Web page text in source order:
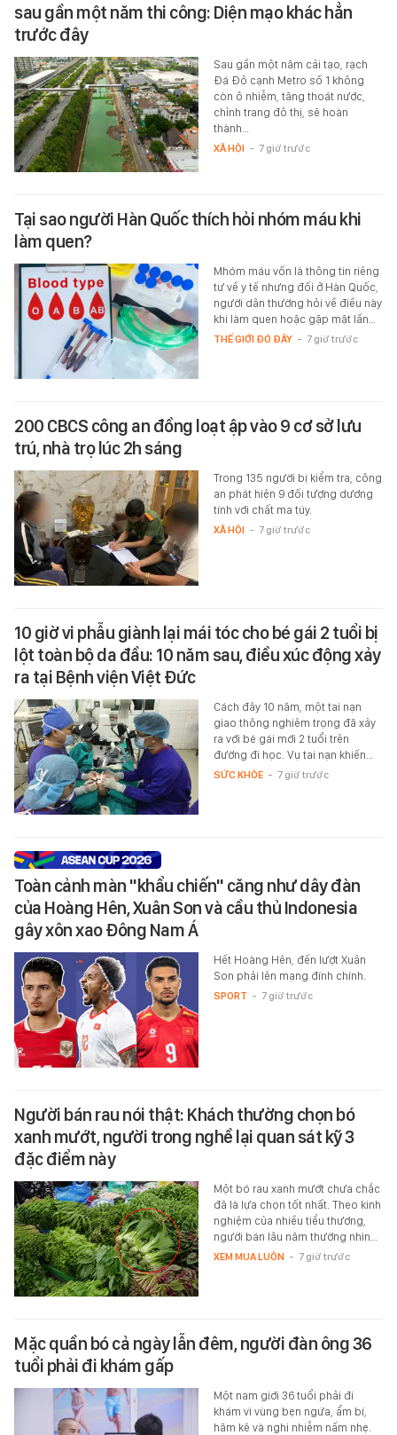
sau gần một năm thi công: Diện mạo khác hẳn
trước đây
Sau gần một năm cải tạo, rạch
Đá Đỏ cạnh Metro số 1 không
còn ô nhiễm, tăng thoát nước,
chỉnh trang đô thị, sẽ hoàn
thành…
XÃ HỘI - 7 giờ trước
Tại sao người Hàn Quốc thích hỏi nhóm máu khi
làm quen?
Mhóm máu vốn là thông tin riêng
tư về y tế nhưng đối ở Hàn Quốc,
người dân thường hỏi về điều này
khi làm quen hoặc gặp mặt lần…
THẾ GIỚI ĐÓ ĐÂY - 7 giờ trước
200 CBCS công an đồng loạt ập vào 9 cơ sở lưu
trú, nhà trọ lúc 2h sáng
Trong 135 người bị kiểm tra, công
an phát hiện 9 đối tượng dương
tính với chất ma túy.
XÃ HỘI - 7 giờ trước
10 giờ vi phẫu giành lại mái tóc cho bé gái 2 tuổi bị
lột toàn bộ da đầu: 10 năm sau, điều xúc động xảy
ra tại Bệnh viện Việt Đức
Cách đây 10 năm, một tai nạn
giao thông nghiêm trọng đã xảy
ra với bé gái mới 2 tuổi trên
đường đi học. Vụ tai nạn khiến…
SỨC KHỎE - 7 giờ trước
Toàn cảnh màn "khẩu chiến" căng như dây đàn
của Hoàng Hên, Xuân Son và cầu thủ Indonesia
gây xôn xao Đông Nam Á
Hết Hoàng Hên, đến lượt Xuân
Son phải lên mạng đính chính.
SPORT - 7 giờ trước
Người bán rau nói thật: Khách thường chọn bó
xanh mướt, người trong nghề lại quan sát kỹ 3
đặc điểm này
Một bó rau xanh mướt chưa chắc
đã là lựa chọn tốt nhất. Theo kinh
nghiệm của nhiều tiểu thương,
người bán lâu năm thường nhìn…
XEM MUA LUÔN - 7 giờ trước
Mặc quần bó cả ngày lẫn đêm, người đàn ông 36
tuổi phải đi khám gấp
Một nam giới 36 tuổi phải đi
khám vì vùng bẹn ngứa, ẩm bí,
hăm kẽ và nghi nhiễm nấm nhẹ.